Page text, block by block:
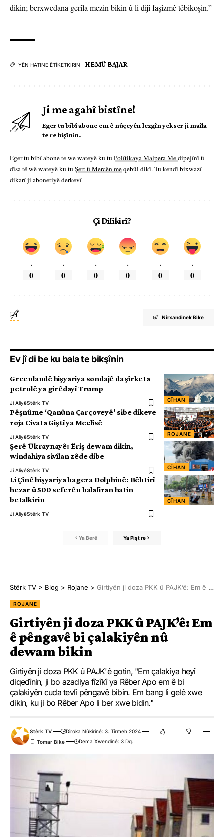
dikin; berxwedana gerîla mezin bikin û li dijî faşîzmê têbikoşin.”
YÊN HATINE ÊTÎKETKIRIN HEMÛ BAJAR
Ji me agahî bistîne!
Eger tu bibî abone em ê nûçeyên lezgîn yekser ji maîla
te re bişînin.
Eger tu bibî abone te we wateyê ku tu Polîtikaya Malpera Medipejînî û
dîsa tê wê wateyê ku tu Şert û Mercên meqebûl dikî. Tu kendî bixwazî
dikarî ji abonetiyê derkevî
Çi Difikirî?
.
0
.
0
.
0
.
0
.
0
.
0
Nirxandinek Bike
Ev jî di be ku bala te bikşînin
CÎHAN
Greenlandê hişyariya sondajê da şîrketa
petrolê ya girêdayî Trump
Ji AliyêStêrk TV
ROJANE
Pêşnûme ‘Qanûna Çarçoveyê’ sibe dikeve
roja Civata Giştî ya Meclîsê
Ji AliyêStêrk TV
CÎHAN
Şerê Ûkraynayê: Êriş dewam dikin,
windahiya sivîlan zêde dibe
Ji AliyêStêrk TV
CÎHAN
Li Çînê hişyariya bagera Dolphinê: Bêhtirî
hezar û 500 seferên balafiran hatin
betalkirin
Ji AliyêStêrk TV
Ya Berê Ya Pişt re
Stêrk TV > Blog > Rojane > Girtiyên ji doza PKK û PAJK’ê: Em ê pêngavê bi çalakiyên nû dewam bikin
ROJANE
Girtiyên ji doza PKK û PAJK’ê: Em
ê pêngavê bi çalakiyên nû
dewam bikin
Girtiyên ji doza PKK û PAJK'ê gotin, "Em çalakiya heyî
diqedînin, ji bo azadiya fîzîkî ya Rêber Apo em ê bi
çalakiyên cuda tevlî pêngavê bibin. Em bang li gelê xwe
dikin, ku ji bo Rêber Apo li ber xwe bidin."
Stêrk TV
Dîroka Nûkirinê: 3. Tîrmeh 2024
Dema Xwendinê: 3 Dq.